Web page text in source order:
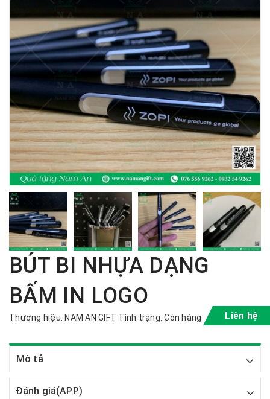
BÚT BI NHỰA DẠNG
BẤM IN LOGO
Thương hiệu: NAM AN GIFT Tình trạng: Còn hàng Liên hệ
Mô tả
Đánh giá(APP)